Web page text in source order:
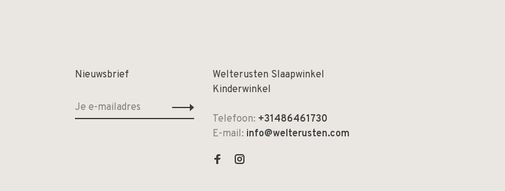
Nieuwsbrief
Welterusten Slaapwinkel
Kinderwinkel
Telefoon: +31486461730
E-mail: info@welterusten.com